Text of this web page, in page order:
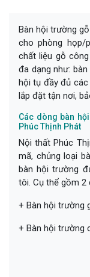
Bàn hội trường
cho phòng họp/
chất liệu gỗ
đa dạng như: bàn
hội tụ đầy đủ
lắp đặt tận nơi,
Các dòng bàn
Phúc Thịnh Phát
Nội thất Phúc
mã, chủng loại
bàn hội trường
tôi. Cụ thể gồm 2
+ Bàn hội trường
+ Bàn hội trường